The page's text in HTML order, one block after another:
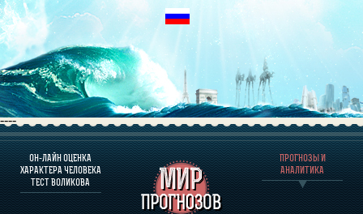
----
ОН-ЛАЙН ОЦЕНКА
ХАРАКТЕРА ЧЕЛОВЕКА
ТЕСТ ВОЛИКОВА
ПРОГНОЗЫ И
АНАЛИТИКА
О ПРОГРАММЕ
ОЦЕНКА ХАРАКТЕРA ЧЕЛОВЕКА
ОЦЕНКА ХАРАКТЕРА ВЫДАЮЩИХСЯ ЛИЧНОСТЕЙ